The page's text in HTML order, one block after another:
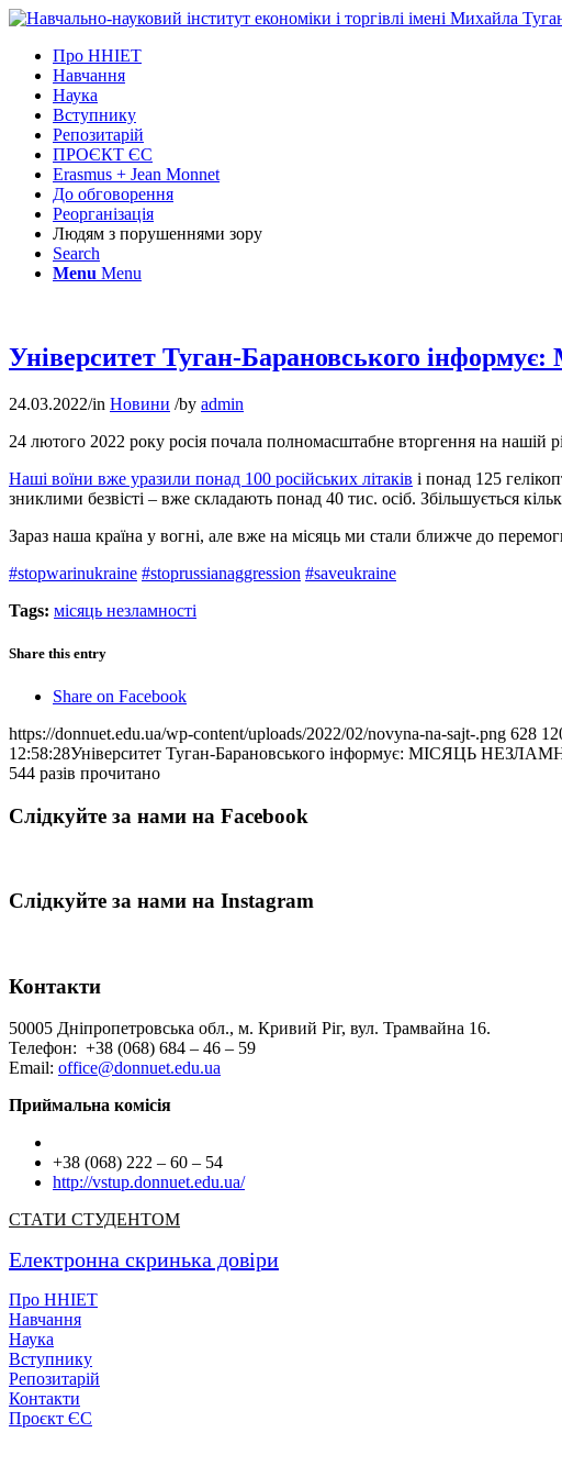
Про ННІЕТ
Навчання
Наука
Вступнику
Репозитарій
ПРОЄКТ ЄС
Erasmus + Jean Monnet
До обговорення
Реорганізація
Людям з порушеннями зору
Search
Menu Menu
Університет Туган-Барановського
24.03.2022/in Новини /by admin
24 лютого 2022 року росія почала полномасштабне вторгення на нашій
Наші воїни вже уразили понад 100 російських літаків і понад 125
зниклими безвісті – вже складають понад 40 тис. осіб. Збільшується
Зараз наша країна у вогні, але вже на місяць ми стали ближче до
#stopwarinukraine #stoprussianaggression #saveukraine
Tags: місяць незламності
Share this entry
Share on Facebook
https://donnuet.edu.ua/wp-content/uploads/2022/02/novyna-na-sajt-.png 628
12:58:28Університет Туган-Барановського інформує: МІСЯЦЬ
544 разів прочитано
Слідкуйте за нами на Facebook
Слідкуйте за нами на Instagram
Контакти
50005 Дніпропетровська обл., м. Кривий Ріг, вул. Трамвайна 16.
Телефон: +38 (068) 684 – 46 – 59
Email: office@donnuet.edu.ua
Приймальна комісія
+38 (068) 222 – 60 – 54
http://vstup.donnuet.edu.ua/
СТАТИ СТУДЕНТОМ
Електронна скринька довіри
Про ННІЕТ
Навчання
Наука
Вступнику
Репозитарій
Контакти
Проєкт ЄС